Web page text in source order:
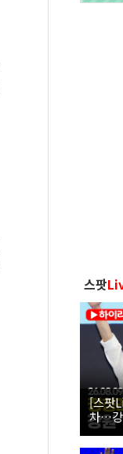
스팟
[스팟
차…강
보 대